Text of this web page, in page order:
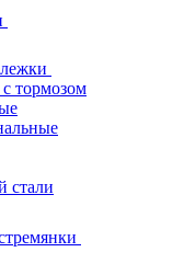
тормозом
стали